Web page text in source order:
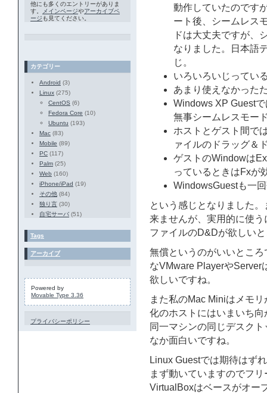
動作していたのです
ート後、シームレス
ドは大丈夫ですが、
なりました。日本語
じ。
いろいろいじってい
あまり使えなかった
Windows XP Guest
無事シームレスモー
ホストとゲスト間で
ァイルのドラッグ＆
ゲストのWindowは
っているときはFxが
WindowsGuestも一
という感じとなりました
来ませんが、実用的に使
ファイルのD&Dが欲しい
無償というのがいいとこ
なVMware PlayerやServer
欲しいですね。
また私のMac Miniはメモ
化のホストにはいまいち
同一マシンの同じデスク
なか面白いですね。
Linux Guestでは期待はず
まず動いていますのでフ
VirtualBoxはベースがオー
他にも多くのエントリーがありま
す。
メインページやアーカイブペ
ージ も見てください。
カテゴリー
Android (3)
Linux (275)
CentOS (6)
Fedora Core (10)
Ubuntu (193)
Mac (83)
Mobile (89)
PC (117)
Palm (25)
Web (160)
iPhone/iPad (19)
その他 (84)
独り言 (30)
自宅サーバ (51)
Tags
アーカイブ
Powered by
Movable Type 3.36
プライバシーポリシー